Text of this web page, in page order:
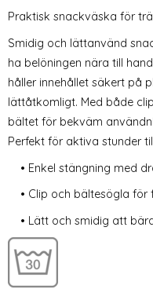
Praktisk snackväska för
Smidig och lättanvänd
ha belöningen nära till
håller innehållet säkert på
lättåtkomligt. Med både
bältet för bekväm
Perfekt för aktiva stunder
• Enkel stängning med
• Clip och bältesögla för
• Lätt och smidig att